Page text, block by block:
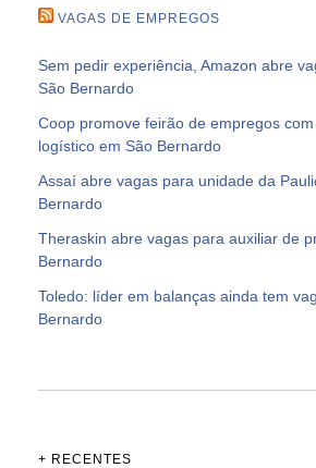
VAGAS DE EMPREGOS
Sem pedir experiência, Amazon abre
São Bernardo
Coop promove feirão de empregos
logístico em São Bernardo
Assaí abre vagas para unidade da
Bernardo
Theraskin abre vagas para auxiliar de
Bernardo
Toledo: líder em balanças ainda tem
Bernardo
+ RECENTES